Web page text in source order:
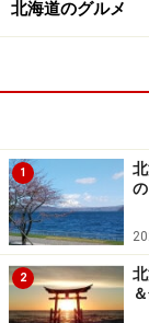
▼周辺情報：
→阿寒湖畔エ
協会
■湯元 銀泉閣「
黒岳ロープウ
北海道のグルメ
1
2